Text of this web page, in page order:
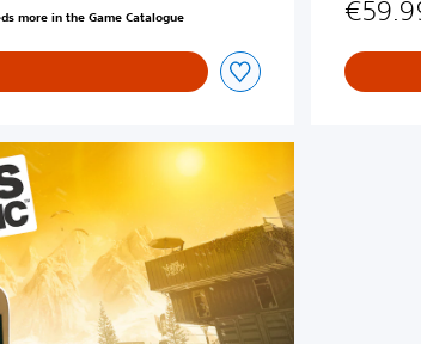
more in the Game Catalogue